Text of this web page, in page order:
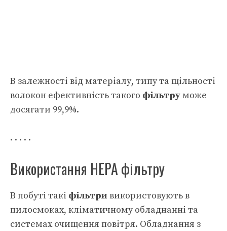
В залежності від матеріалу, типу та щільності
волокон ефективність такого фільтруможе
досягати 99,9%.
. . . . .
Використання НЕРА фільтру
В побуті такі фільтри використовують в
пилосмоках, кліматичному обладнанні та
системах очищення повітря. Обладнання з